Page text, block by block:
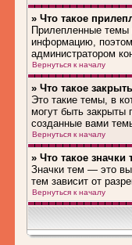
» Что такое
Прилепленные темы
информацию,
администратором
Вернуться к началу
» Что такое
Это такие темы, в
могут быть
созданные вами
Вернуться к началу
» Что такое значки
Значки тем — это
тем зависит от
Вернуться к началу